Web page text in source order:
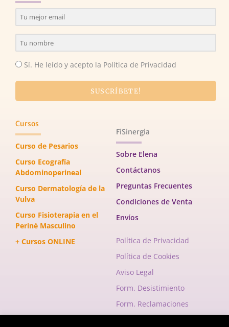
Sí. He leído y acepto la Política de Privacidad
SUSCRÍBETE!
Cursos
Curso de Pesarios
Curso Ecografía
Abdominoperineal
Curso Dermatología de la
Vulva
Curso Fisioterapia en el
Periné Masculino
+ Cursos ONLINE
FiSinergia
Sobre Elena
Contáctanos
Preguntas Frecuentes
Condiciones de Venta
Envíos
Política de Privacidad
Política de Cookies
Aviso Legal
Form. Desistimiento
Form. Reclamaciones